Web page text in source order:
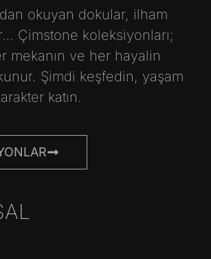
okuyan dokular, ilham
Çimstone koleksiyonları;
mekanın ve her hayalin
Şimdi keşfedin, yaşam
katın.